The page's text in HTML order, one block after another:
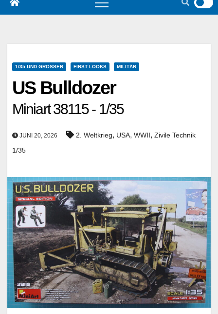
1/35 UND GRÖSSER FIRST LOOKS MILITÄR
US Bulldozer
Miniart 38115 - 1/35
JUNI 20, 2026 2. Weltkrieg, USA, WWII, Zivile Technik
1/35